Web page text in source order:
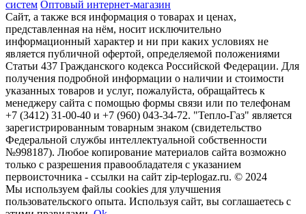
систем Оптовый интернет-магазин
Сайт, а также вся информация о товарах и ценах,
представленная на нём, носит исключительно
информационный характер и ни при каких условиях не
является публичной офертой, определяемой положениями
Статьи 437 Гражданского кодекса Российской Федерации. Для
получения подробной информации о наличии и стоимости
указанных товаров и услуг, пожалуйста, обращайтесь к
менеджеру сайта с помощью формы связи или по телефонам
+7 (3412) 31-00-40 и +7 (960) 043-34-72. "Тепло-Газ" является
зарегистрированным товарным знаком (свидетельство
Федеральной службы интеллектуальной собственности
№998187). Любое копирование материалов сайта возможно
только с разрешения правообладателя с указанием
первоисточника - ссылки на сайт zip-teplogaz.ru. © 2024
Мы используем файлы сookies для улучшения
пользовательского опыта. Используя сайт, вы соглашаетесь с